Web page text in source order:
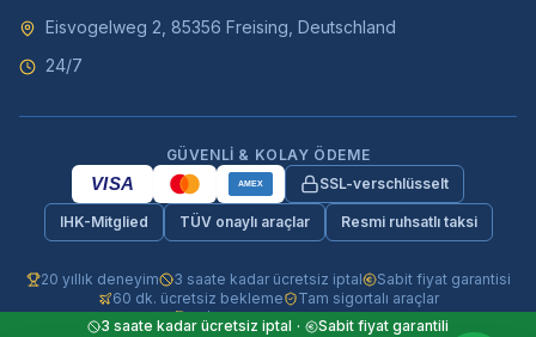
Eisvogelweg 2, 85356 Freising, Deutschland
24/7
GÜVENLI & KOLAY ÖDEME
VISA AMEX SSL-verschlüsselt
IHK-Mitglied TÜV onaylı araçlar Resmi ruhsatlı taksi
20 yıllık deneyim 3 saate kadar ücretsiz iptal
Sabit fiyat garantisi
60 dk. ücretsiz bekleme
Tam sigortalı araçlar
24/7 telefon & WhatsApp
3 saate kadar ücretsiz iptal · Sabit fiyat garantili